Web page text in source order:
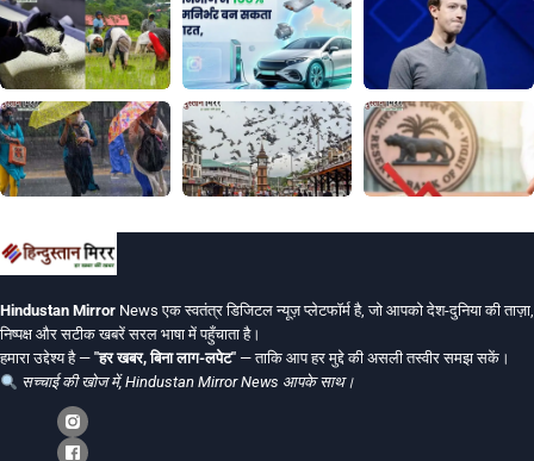
Hindustan Mirror News एक स्वतंत्र डिजिटल न्यूज़ प्लेटफॉर्म है, जो आपको देश-दुनिया की ताज़ा,
निष्पक्ष और सटीक खबरें सरल भाषा में पहुँचाता है।
हमारा उद्देश्य है — "हर खबर, बिना लाग-लपेट" — ताकि आप हर मुद्दे की असली तस्वीर समझ सकें।
सच्चाई की खोज में, Hindustan Mirror News आपके साथ।